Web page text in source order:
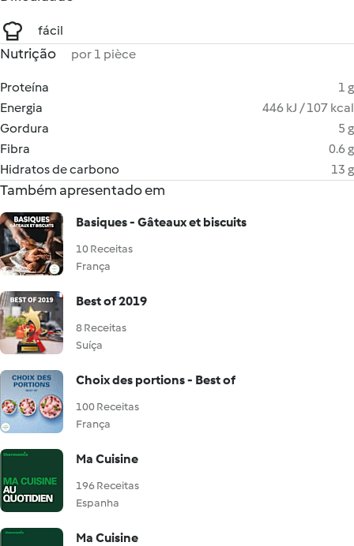
fácil
Nutrição por 1 pièce
Proteína
1 g
Energia
446 kJ / 107 kcal
Gordura
5 g
Fibra
0.6 g
Hidratos de carbono
13 g
Também apresentado em
Basiques - Gâteaux et biscuits
10 Receitas
França
Best of 2019
8 Receitas
Suíça
Choix des portions - Best of
100 Receitas
França
Ma Cuisine
196 Receitas
Espanha
Ma Cuisine